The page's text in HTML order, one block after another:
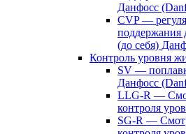
Данфосс
CVP —
поддержания
(до себя)
Контроль уровня
SV —
Данфосс
LLG-R —
контроля
SG-R —